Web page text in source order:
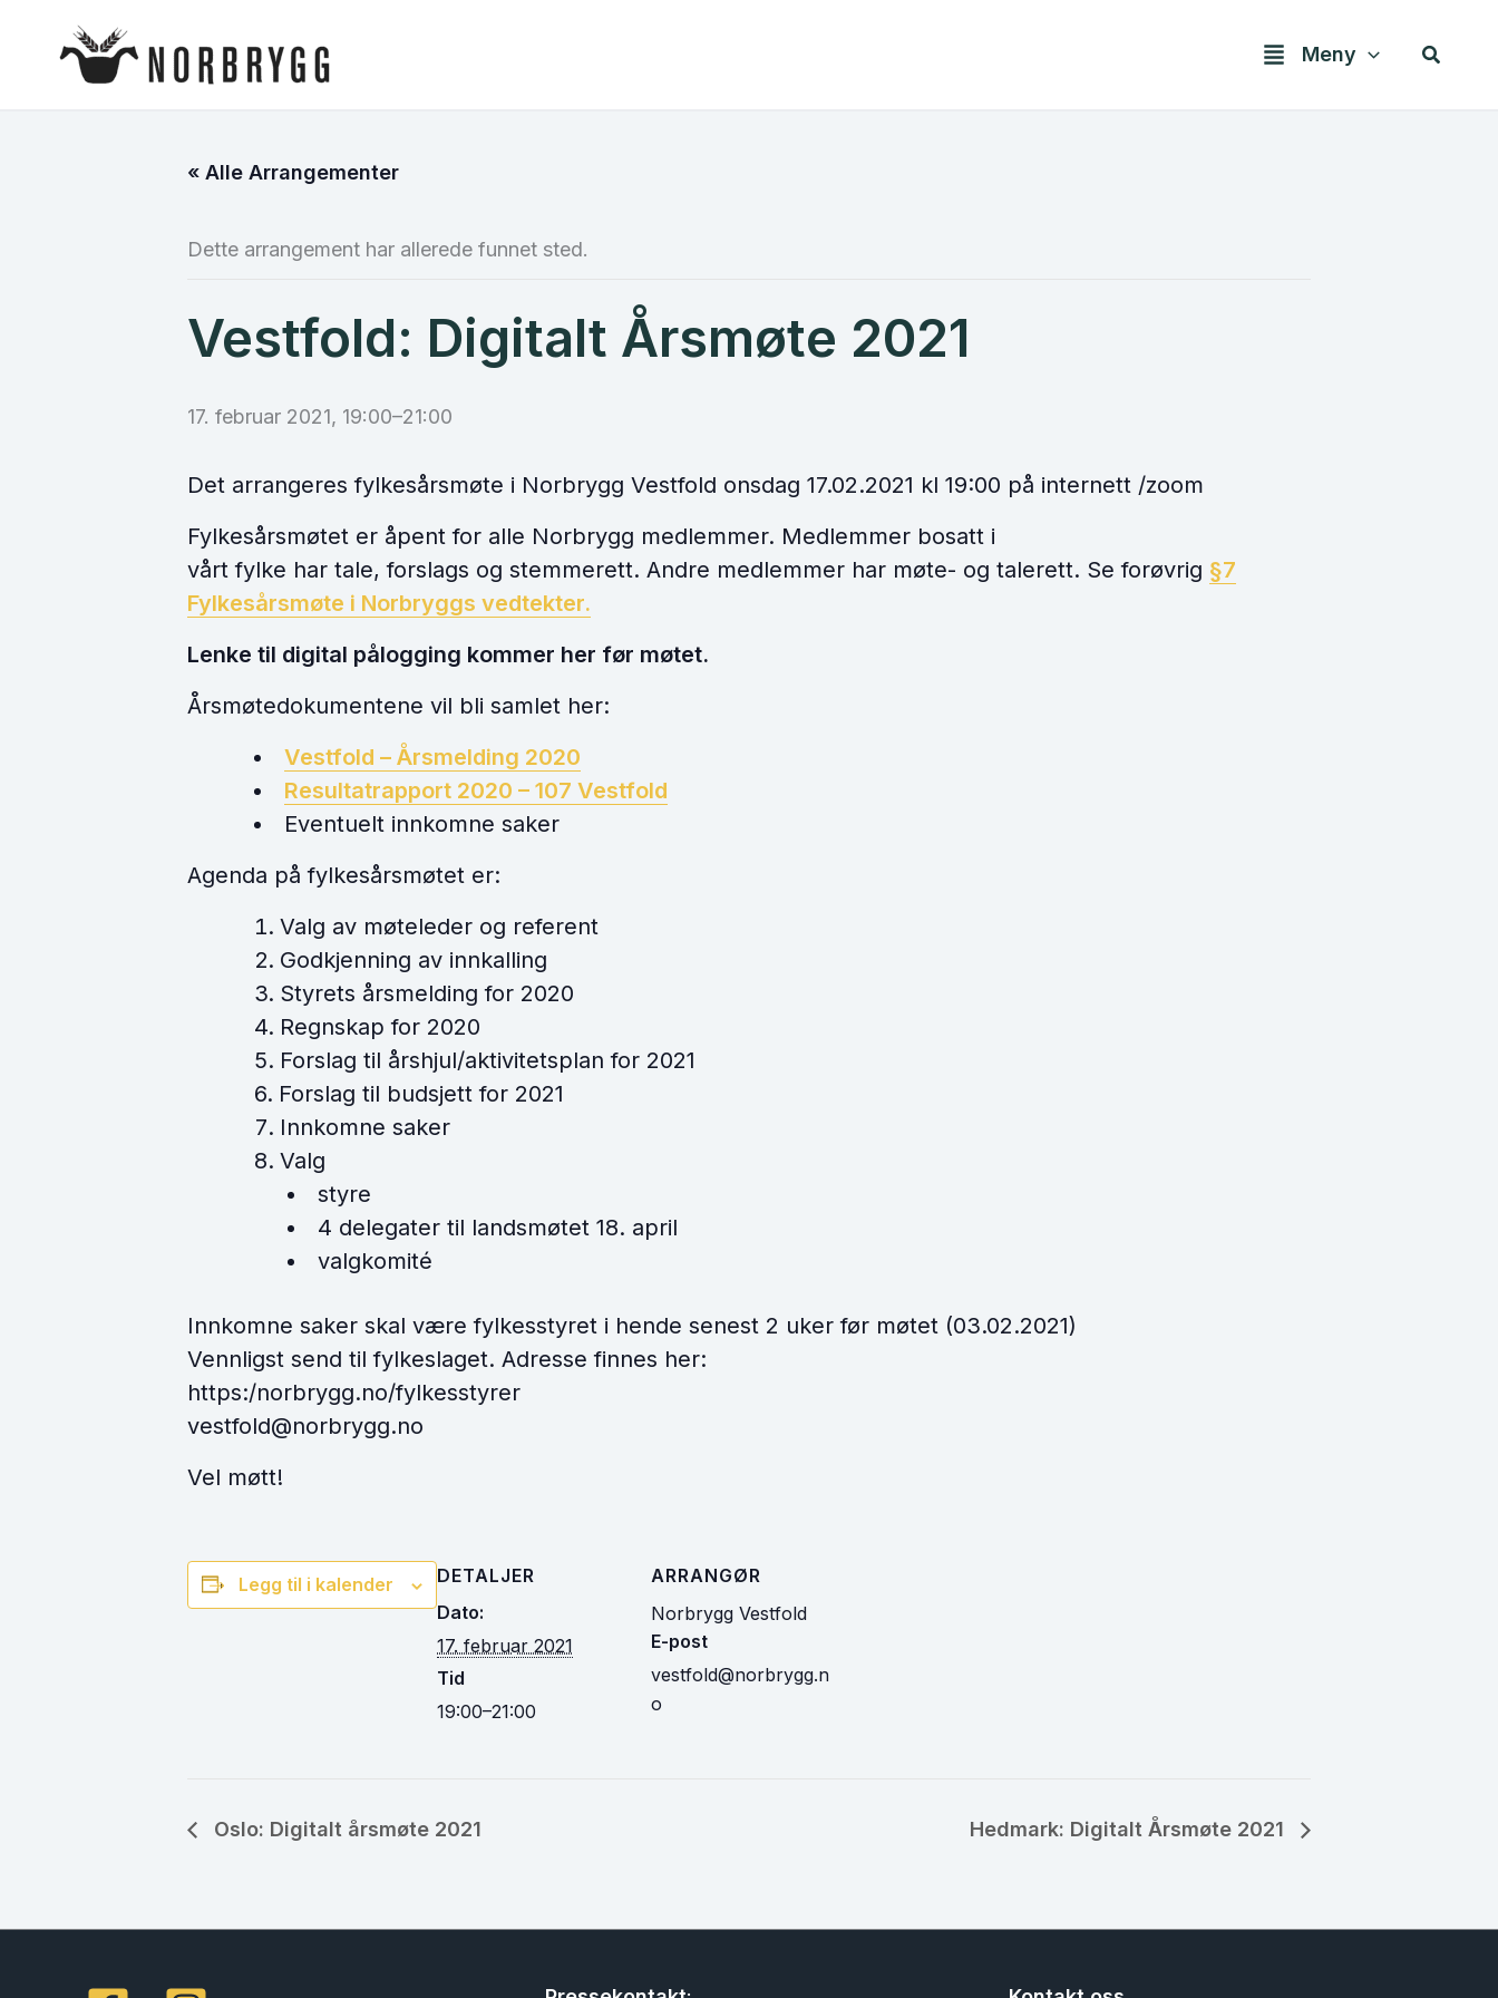
Meny Søk
« Alle Arrangementer
Dette arrangement har allerede funnet sted.
Vestfold: Digitalt Årsmøte 2021
17. februar 2021, 19:00–21:00
Det arrangeres fylkesårsmøte i Norbrygg Vestfold onsdag 17.02.2021 kl 19:00 på internett /zoom
Fylkesårsmøtet er åpent for alle Norbrygg medlemmer. Medlemmer bosatt i
vårt fylke har tale, forslags og stemmerett. Andre medlemmer har møte- og talerett. Se forøvrig §7
Fylkesårsmøte i Norbryggs vedtekter.
Lenke til digital pålogging kommer her før møtet.
Årsmøtedokumentene vil bli samlet her:
Vestfold – Årsmelding 2020
Resultatrapport 2020 – 107 Vestfold
Eventuelt innkomne saker
Agenda på fylkesårsmøtet er:
Valg av møteleder og referent
Godkjenning av innkalling
Styrets årsmelding for 2020
Regnskap for 2020
Forslag til årshjul/aktivitetsplan for 2021
Forslag til budsjett for 2021
Innkomne saker
Valg
styre
4 delegater til landsmøtet 18. april
valgkomité
Innkomne saker skal være fylkesstyret i hende senest 2 uker før møtet (03.02.2021)
Vennligst send til fylkeslaget. Adresse finnes her:
https:/norbrygg.no/fylkesstyrer
vestfold@norbrygg.no
Vel møtt!
Legg til i kalender
DETALJER
Dato:
17. februar 2021
Tid
19:00–21:00
ARRANGØR
Norbrygg Vestfold
E-post
vestfold@norbrygg.n
o
Oslo: Digitalt årsmøte 2021 Hedmark: Digitalt Årsmøte 2021